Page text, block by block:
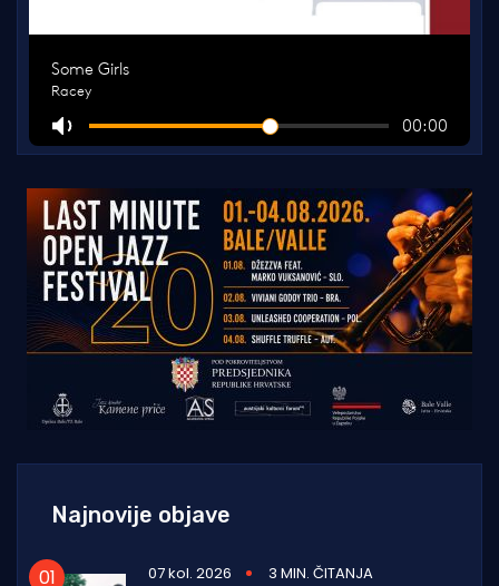
Najnovije objave
07 kol. 2026
3 MIN. ČITANJA